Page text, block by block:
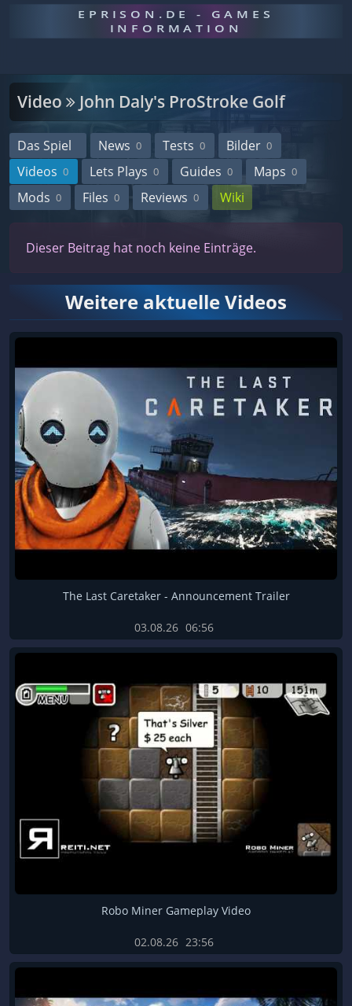
EPRISON.DE - GAMES
INFORMATION
Video John Daly's ProStroke Golf
Das Spiel News 0 Tests 0 Bilder 0
Videos 0 Lets Plays 0 Guides 0 Maps 0
Mods 0 Files 0 Reviews 0 Wiki
Dieser Beitrag hat noch keine Einträge.
Weitere aktuelle Videos
The Last Caretaker - Announcement Trailer
03.08.26 06:56
Robo Miner Gameplay Video
02.08.26 23:56